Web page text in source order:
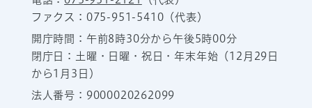
ファクス：075-951-5410（代表）
開庁時間：午前8時30分から午後5時00分
閉庁日：土曜・日曜・祝日・年末年始（12月29日
から1月3日）
法人番号：9000020262099